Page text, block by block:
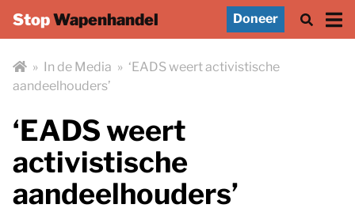
StopWapenhandel Doneer
» In de Media » ‘EADS weert activistische
aandeelhouders’
‘EADS weert
activistische
aandeelhouders’